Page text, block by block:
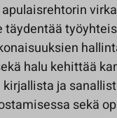
täydentää
halu kehittää
ja
sekä